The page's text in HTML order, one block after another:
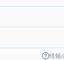
情報